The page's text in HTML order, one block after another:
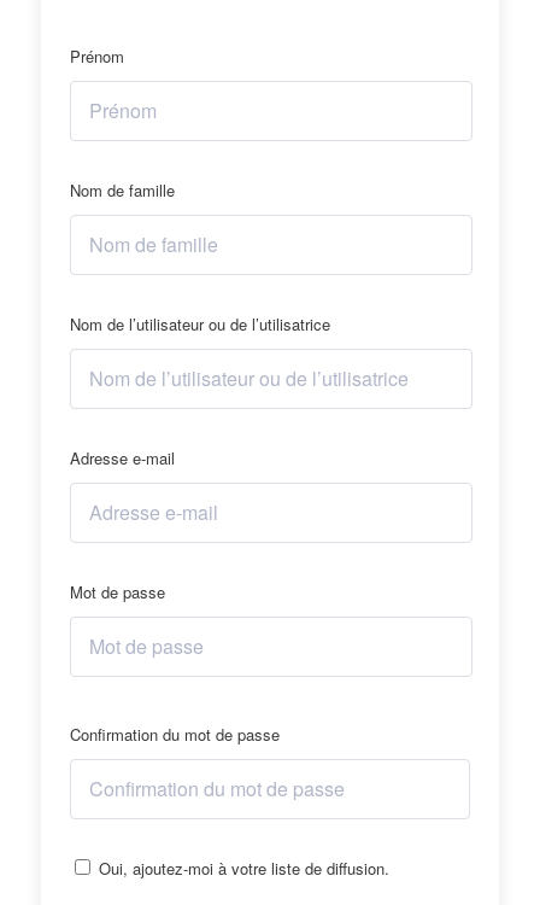
Prénom
Nom de famille
Nom de l’utilisateur ou de l’utilisatrice
Adresse e-mail
Mot de passe
Confirmation du mot de passe
Oui, ajoutez-moi à votre liste de diffusion.